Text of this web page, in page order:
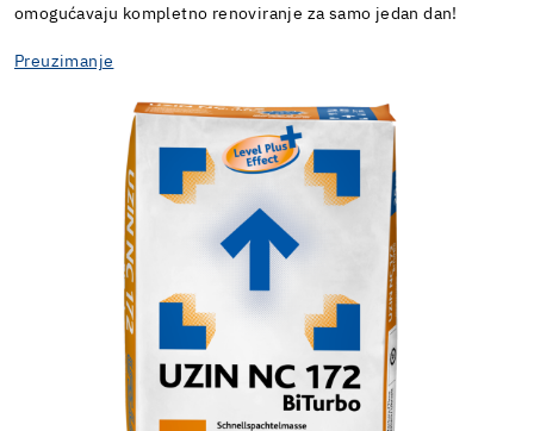
omogućavaju kompletno renoviranje za samo jedan dan!
Preuzimanje